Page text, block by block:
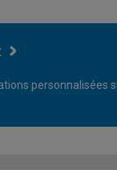
personnalisées